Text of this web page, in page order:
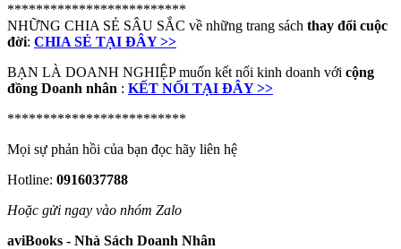
*************************
NHỮNG CHIA SẺ SÂU SẮC về những trang sách thay đổi cuộc
đời: CHIA SẺ TẠI ĐÂY >>
BẠN LÀ DOANH NGHIỆP muốn kết nối kinh doanh với cộng
đồng Doanh nhân : KẾT NỐI TẠI ĐÂY >>
*************************
Mọi sự phản hồi của bạn đọc hãy liên hệ
Hotline: 0916037788
Hoặc gửi ngay vào nhóm Zalo
aviBooks - Nhà Sách Doanh Nhân